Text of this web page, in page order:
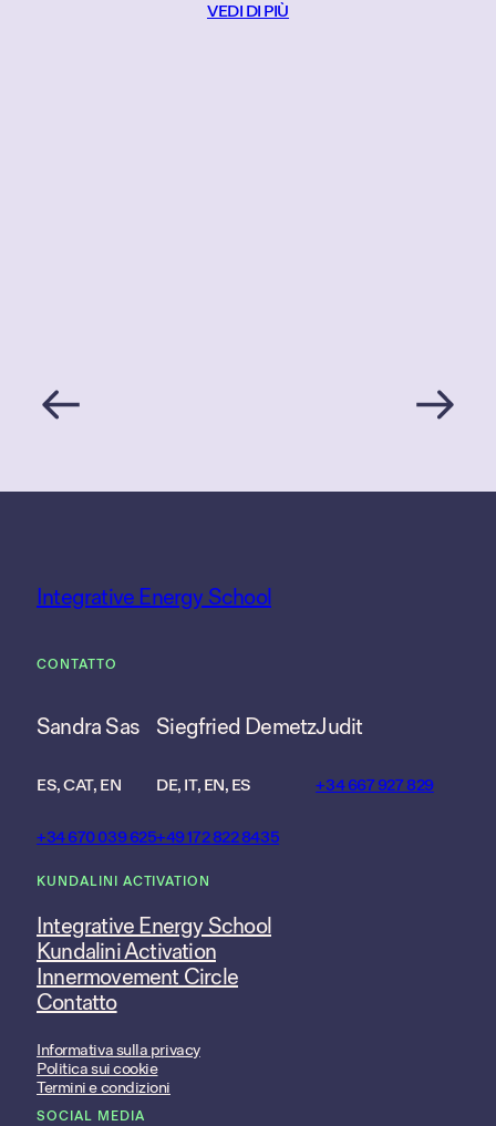
VEDI DI PIÙ
Integrative Energy School
CONTATTO
Sandra Sas
ES, CAT, EN
+34 670 039 625
Siegfried Demetz
DE, IT, EN, ES
+49 172 822 8435
Judit
+34 667 927 829
KUNDALINI ACTIVATION
Integrative Energy School
Kundalini Activation
Innermovement Circle
Contatto
Informativa sulla privacy
Politica sui cookie
Termini e condizioni
SOCIAL MEDIA